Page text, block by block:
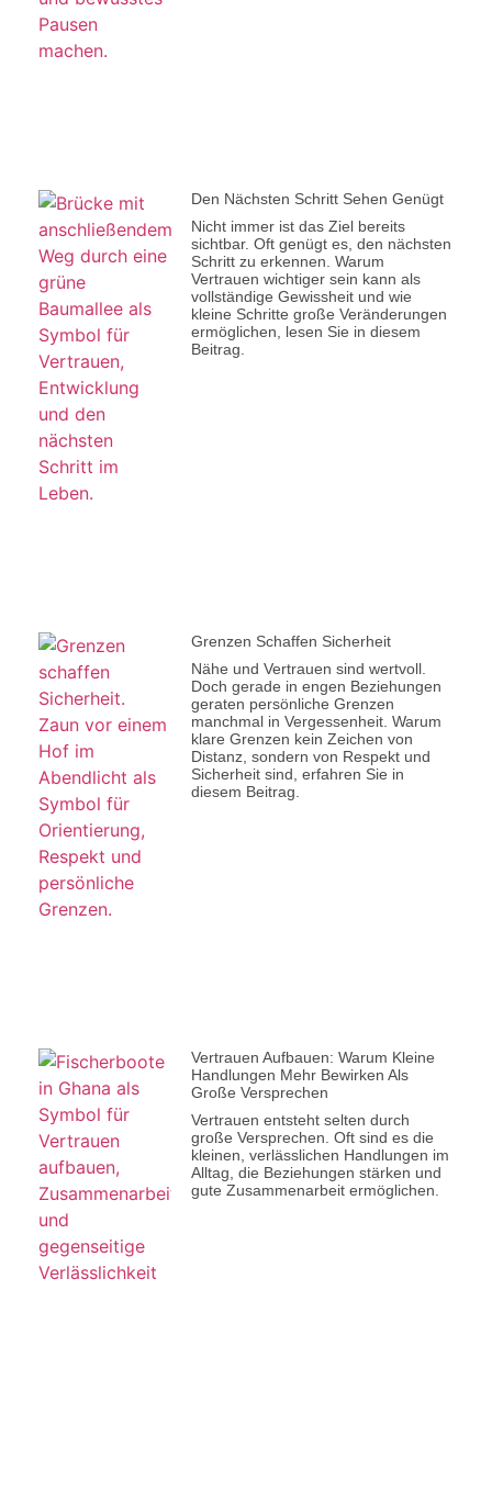
Den Nächsten Schritt Sehen Genügt
Nicht immer ist das Ziel bereits
sichtbar. Oft genügt es, den nächsten
Schritt zu erkennen. Warum
Vertrauen wichtiger sein kann als
vollständige Gewissheit und wie
kleine Schritte große Veränderungen
ermöglichen, lesen Sie in diesem
Beitrag.
Grenzen Schaffen Sicherheit
Nähe und Vertrauen sind wertvoll.
Doch gerade in engen Beziehungen
geraten persönliche Grenzen
manchmal in Vergessenheit. Warum
klare Grenzen kein Zeichen von
Distanz, sondern von Respekt und
Sicherheit sind, erfahren Sie in
diesem Beitrag.
Vertrauen Aufbauen: Warum Kleine
Handlungen Mehr Bewirken Als
Große Versprechen
Vertrauen entsteht selten durch
große Versprechen. Oft sind es die
kleinen, verlässlichen Handlungen im
Alltag, die Beziehungen stärken und
gute Zusammenarbeit ermöglichen.